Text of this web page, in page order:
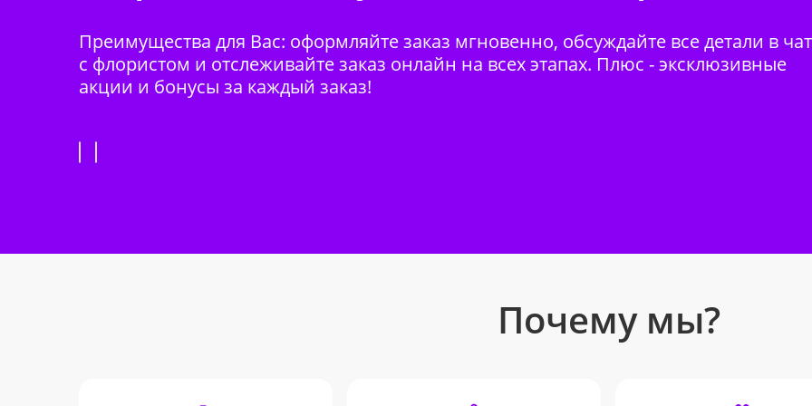
Преимущества для Вас: оформляйте заказ мгновенно, обсуждайте все детали в
с флористом и отслеживайте заказ онлайн на всех этапах. Плюс - эксклюзивные
акции и бонусы за каждый заказ!
Почему мы?